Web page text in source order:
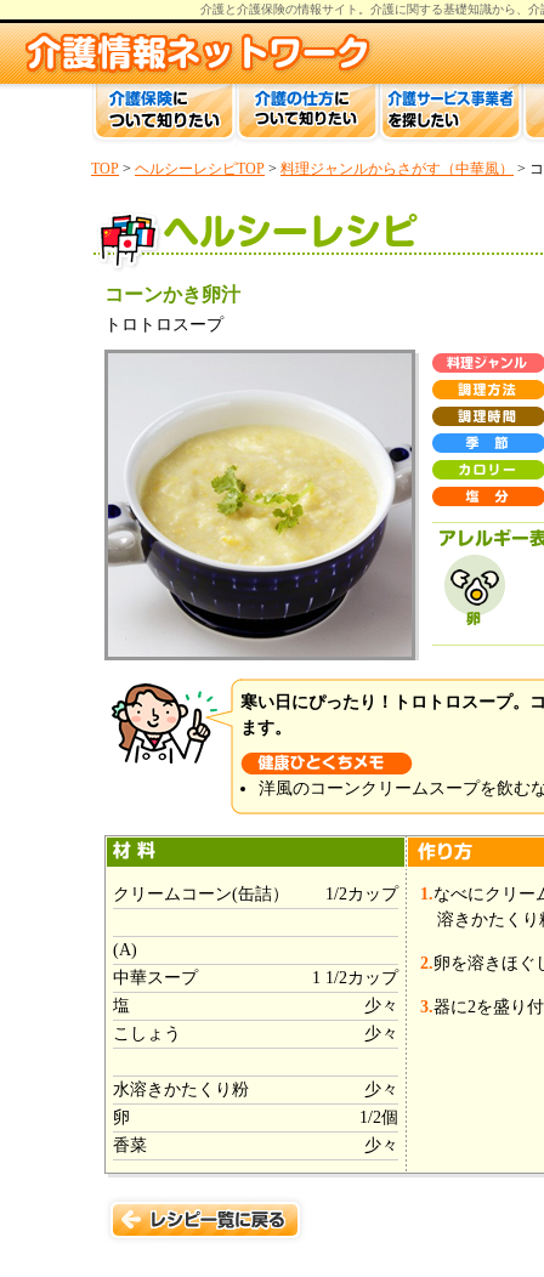
介護と介護保険の情報サイト。 介護に関する基礎知識から、 介
TOP > ヘルシーレシピTOP > 料理ジャンルからさがす（中華風） >
コーンかき卵汁
トロトロスープ
寒い日にぴったり！トロトロスープ。
ます。
洋風のコーンクリームスープを飲む
クリームコーン(缶詰） 1/2カップ
(A)
中華スープ
1 1/2カップ
塩
少々
こしょう
少々
水溶きかたくり粉
少々
卵
1/2個
香菜
少々
1.なべにクリー
溶きかたく
2.卵を溶きほぐ
3.器に2を盛り